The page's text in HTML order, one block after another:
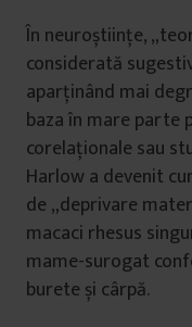
În neuroștiințe,
considerată
aparținând mai
baza în mare parte
corelaționale sau
Harlow a devenit
de „deprivare
macaci rhesus
mame-surogat
burete și cârpă.